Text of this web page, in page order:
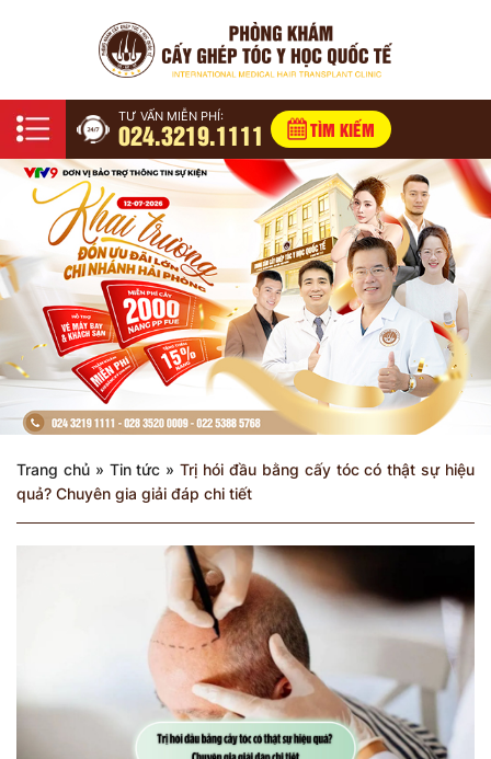
TƯ VẤN MIỄN PHÍ:
024.3219.1111 TÌM KIẾM
Trang chủ» Tin tức »Trị hói đầu bằng cấy tóc có thật sự hiệu
quả? Chuyên gia giải đáp chi tiết